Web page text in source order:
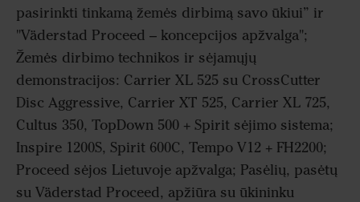
pasirinkti tinkamą žemės dirbimą savo ūkiui” ir
"Väderstad Proceed – koncepcijos apžvalga";
Žemės dirbimo technikos ir sėjamųjų
demonstracijos: Carrier XL 525 su CrossCutter
Disc Aggressive, Carrier XT 525, Carrier XL 725,
Cultus 350, TopDown 500 + Spirit sėjimo sistema;
Inspire 1200S, Spirit 600C, Tempo V12 + FH2200;
Proceed sėjos Lietuvoje apžvalga; Pasėlių, pasėtų
su Väderstad Proceed, apžiūra su ūkininku